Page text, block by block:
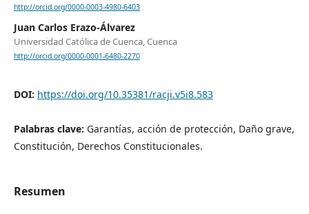
http://orcid.org/0000-0003-4980-6403
Juan Carlos Erazo-Álvarez
Universidad Católica de Cuenca, Cuenca
http://orcid.org/0000-0001-6480-2270
DOI: https://doi.org/10.35381/racji.v5i8.583
Palabras clave: Garantías, acción de protección, Daño grave,
Constitución, Derechos Constitucionales.
Resumen